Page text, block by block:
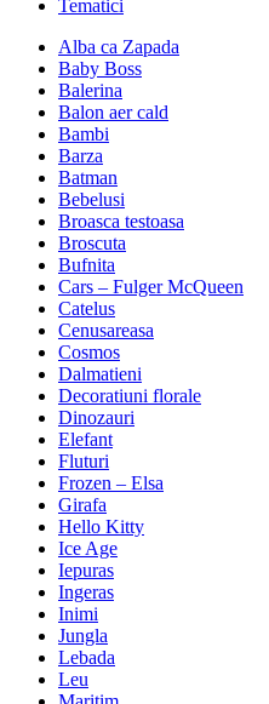
Tematici
Alba ca Zapada
Baby Boss
Balerina
Balon aer cald
Bambi
Barza
Batman
Bebelusi
Broasca testoasa
Broscuta
Bufnita
Cars – Fulger McQueen
Catelus
Cenusareasa
Cosmos
Dalmatieni
Decoratiuni florale
Dinozauri
Elefant
Fluturi
Frozen – Elsa
Girafa
Hello Kitty
Ice Age
Iepuras
Ingeras
Inimi
Jungla
Lebada
Leu